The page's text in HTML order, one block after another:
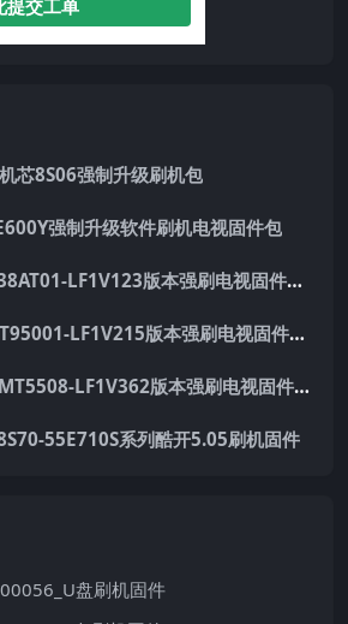
提交工单
芯8S06强制升级刷机包
强制升级软件刷机电视固件包
TCL电视V8-S38AT01-LF1V123版本强刷电视固件包下载
TCL电视V8-RT95001-LF1V215版本强刷电视固件包下载
TCL电视V8-0MT5508-LF1V362版本强刷电视固件包下载
55E710S系列酷开5.05刷机固件
盘刷机固件